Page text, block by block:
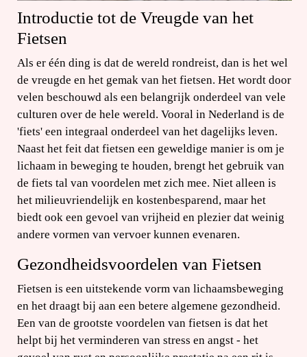
Introductie tot de Vreugde van het
Fietsen
Als er één ding is dat de wereld rondreist, dan is het wel
de vreugde en het gemak van het fietsen. Het wordt door
velen beschouwd als een belangrijk onderdeel van vele
culturen over de hele wereld. Vooral in Nederland is de
'fiets' een integraal onderdeel van het dagelijks leven.
Naast het feit dat fietsen een geweldige manier is om je
lichaam in beweging te houden, brengt het gebruik van
de fiets tal van voordelen met zich mee. Niet alleen is
het milieuvriendelijk en kostenbesparend, maar het
biedt ook een gevoel van vrijheid en plezier dat weinig
andere vormen van vervoer kunnen evenaren.
Gezondheidsvoordelen van Fietsen
Fietsen is een uitstekende vorm van lichaamsbeweging
en het draagt bij aan een betere algemene gezondheid.
Een van de grootste voordelen van fietsen is dat het
helpt bij het verminderen van stress en angst - het